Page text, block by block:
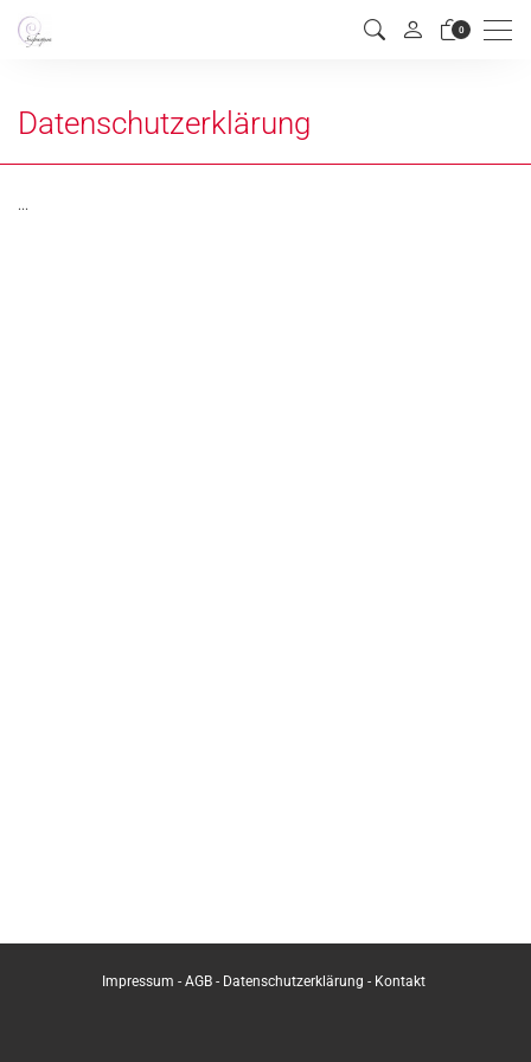
0 Menu
Datenschutzerklärung
...
Impressum - AGB - Datenschutzerklärung - Kontakt